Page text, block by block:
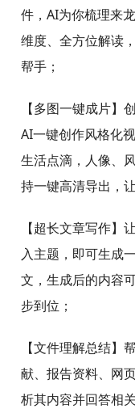
件，AI为你梳理来
维度、全方位解读
帮手；
【多图一键成片
AI一键创作风格化
生活点滴，人像、
持一键高清导出，
【超长文章写作
入主题，即可生成
文，生成后的内容
步到位；
【文件理解总结
献、报告资料、网
析其内容并回答相